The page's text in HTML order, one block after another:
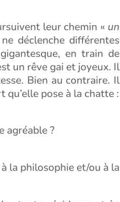
leur chemin « un
déclenche différentes
en train de
un rêve gai et joyeux. Il
Bien au contraire. Il
pose à la chatte :
agréable ?
la philosophie et/ou à la